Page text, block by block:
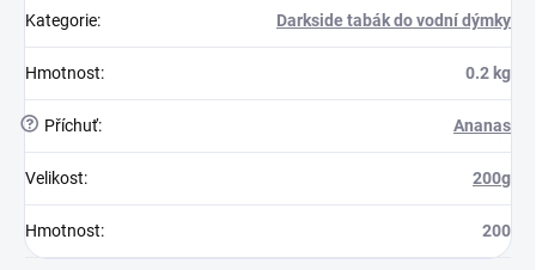
Kategorie: Darkside tabák do vodní dýmky
Hmotnost: 0.2 kg
? Příchuť: Ananas
Velikost: 200g
Hmotnost: 200